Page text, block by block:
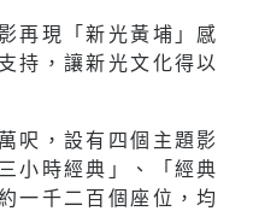
再現「新光黃埔」感
持，讓新光文化得以
呎，設有四個主題影
小時經典」、「經典
一千二百個座位，均